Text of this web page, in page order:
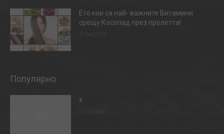
Ето кои са най- важните Витамини
срещу Косопад през пролетта!
Популярно
x